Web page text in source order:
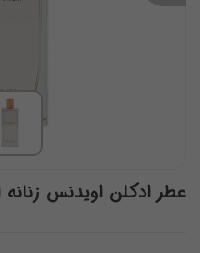
عطر ادکلن اویدنس زنانه